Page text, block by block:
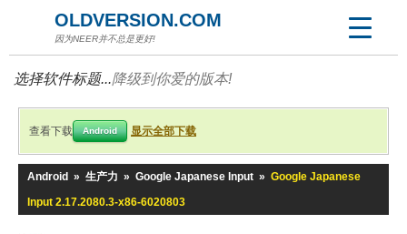
OLDVERSION.COM
因为NEER并不总是更好!
选择软件标题...降级到你爱的版本!
查看下载 Android 显示全部下载
Android » 生产力 » Google Japanese Input » Google Japanese
Input 2.17.2080.3-x86-6020803